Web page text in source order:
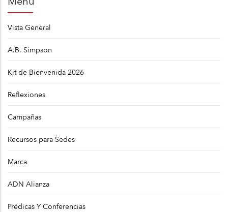
Vista General
A.B. Simpson
Kit de Bienvenida 2026
Reflexiones
Campañas
Recursos para Sedes
Marca
ADN Alianza
Prédicas Y Conferencias